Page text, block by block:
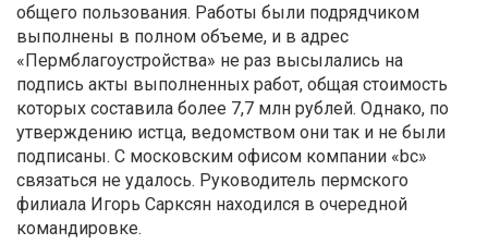
общего пользования. Работы были подрядчиком
выполнены в полном объеме, и в адрес
«Пермблагоустройства» не раз высылались на
подпись акты выполненных работ, общая стоимость
которых составила более 7,7 млн рублей. Однако, по
утверждению истца, ведомством они так и не были
подписаны. С московским офисом компании «bc»
связаться не удалось. Руководитель пермского
филиала Игорь Сарксян находился в очередной
командировке.